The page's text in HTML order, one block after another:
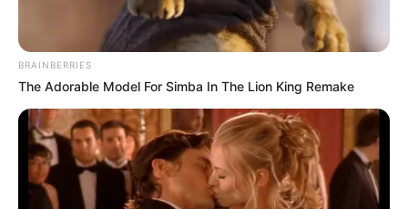
BRAINBERRIES
The Adorable Model For Simba In The Lion King Remake